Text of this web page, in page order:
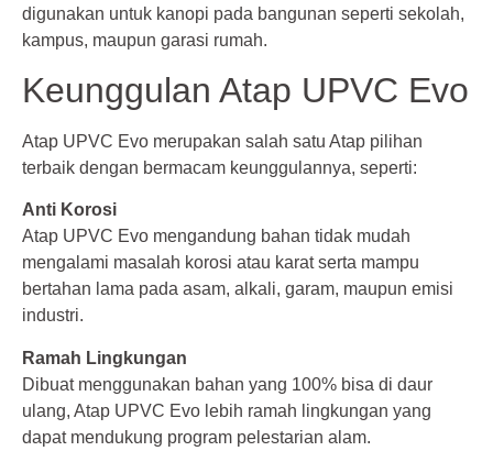
digunakan untuk kanopi pada bangunan seperti sekolah,
kampus, maupun garasi rumah.
Keunggulan Atap UPVC Evo
Atap UPVC Evo merupakan salah satu Atap pilihan
terbaik dengan bermacam keunggulannya, seperti:
Anti Korosi
Atap UPVC Evo mengandung bahan tidak mudah
mengalami masalah korosi atau karat serta mampu
bertahan lama pada asam, alkali, garam, maupun emisi
industri.
Ramah Lingkungan
Dibuat menggunakan bahan yang 100% bisa di daur
ulang, Atap UPVC Evo lebih ramah lingkungan yang
dapat mendukung program pelestarian alam.